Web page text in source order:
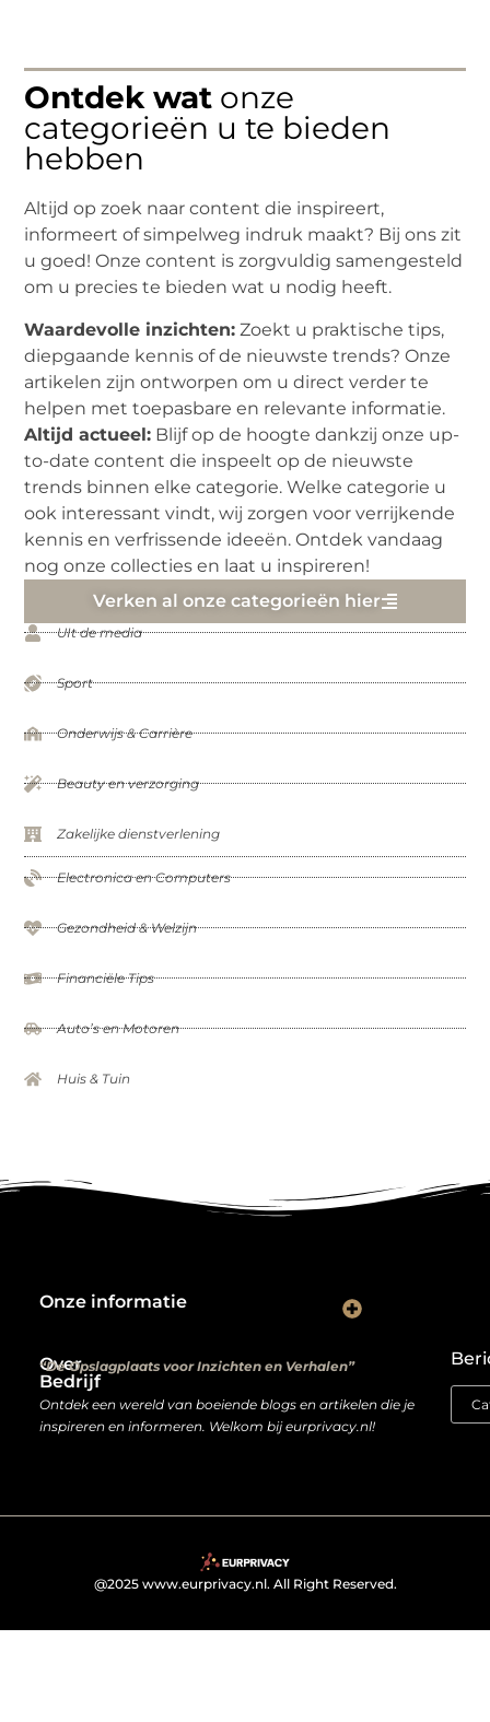
Ontdek wat onze
categorieën u te bieden
hebben
Altijd op zoek naar content die inspireert,
informeert of simpelweg indruk maakt? Bij ons zit
u goed! Onze content is zorgvuldig samengesteld
om u precies te bieden wat u nodig heeft.
Waardevolle inzichten: Zoekt u praktische tips,
diepgaande kennis of de nieuwste trends? Onze
artikelen zijn ontworpen om u direct verder te
helpen met toepasbare en relevante informatie.
Altijd actueel: Blijf op de hoogte dankzij onze up-
to-date content die inspeelt op de nieuwste
trends binnen elke categorie. Welke categorie u
ook interessant vindt, wij zorgen voor verrijkende
kennis en verfrissende ideeën. Ontdek vandaag
nog onze collecties en laat u inspireren!
Verken al onze categorieën hier
UIt de media
Sport
Onderwijs & Carrière
Beauty en verzorging
Zakelijke dienstverlening
Electronica en Computers
Gezondheid & Welzijn
Financiële Tips
Auto’s en Motoren
Huis & Tuin
Over
Bedrijf
“De Opslagplaats voor Inzichten en Verhalen”
Ontdek een wereld van boeiende blogs en artikelen die je
inspireren en informeren. Welkom bij eurprivacy.nl!
Onze informatie
@2025 www.eurprivacy.nl. All Right Reserved.